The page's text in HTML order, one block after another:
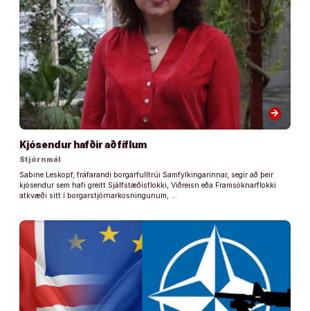
arrow_forward
Kjósendur hafðir að fíflum
Stjórnmál
Sabine Leskopf, fráfarandi borgarfulltrúi Samfylkingarinnar, segir að þeir
kjósendur sem hafi greitt Sjálfstæðisflokki, Viðreisn eða Framsóknarflokki
atkvæði sitt í borgarstjórnarkosningunum, …